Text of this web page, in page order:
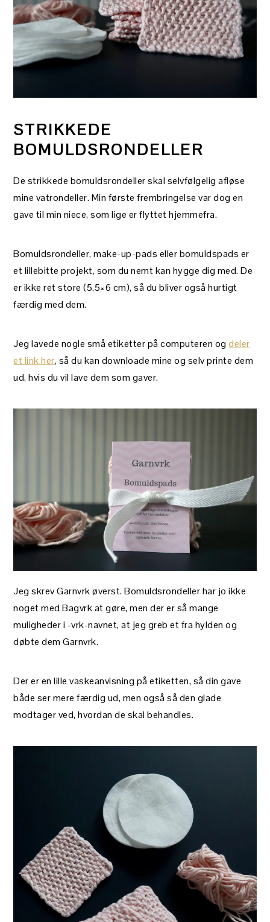
STRIKKEDE
BOMULDSRONDELLER
De strikkede bomuldsrondeller skal selvfølgelig afløse
mine vatrondeller. Min første frembringelse var dog en
gave til min niece, som lige er flyttet hjemmefra.
Bomuldsrondeller, make-up-pads eller bomuldspads er
et lillebitte projekt, som du nemt kan hygge dig med. De
er ikke ret store (5,5×6 cm), så du bliver også hurtigt
færdig med dem.
Jeg lavede nogle små etiketter på computeren ogdeler
et link her, så du kan downloade mine og selv printe dem
ud, hvis du vil lave dem som gaver.
Jeg skrev Garnvrk øverst. Bomuldsrondeller har jo ikke
noget med Bagvrk at gøre, men der er så mange
muligheder i -vrk-navnet, at jeg greb et fra hylden og
døbte dem Garnvrk.
Der er en lille vaskeanvisning på etiketten, så din gave
både ser mere færdig ud, men også så den glade
modtager ved, hvordan de skal behandles.